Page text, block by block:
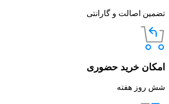
تضمین اصالت و گارانتی
امکان خرید حضوری
شش روز هفته